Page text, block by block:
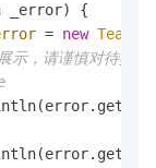
_error) {
= new
，请谨慎对待异常